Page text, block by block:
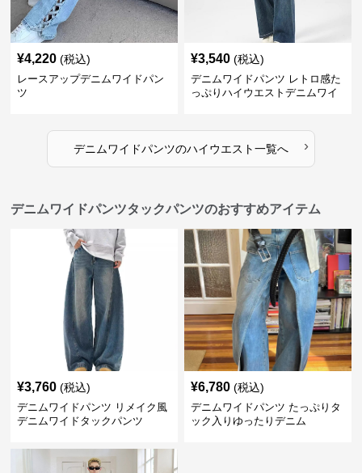
¥4,220 (税込)
レースアップデニムワイドパン
ツ
¥3,540 (税込)
デニムワイドパンツ レトロ感た
っぷりハイウエストデニムワイ
デニムワイドパンツのハイウエスト一覧へ ›
デニムワイドパンツタックパンツのおすすめアイテム
¥3,760 (税込)
デニムワイドパンツ リメイク風
デニムワイドタックパンツ
¥6,780 (税込)
デニムワイドパンツ たっぷりタ
ック入りゆったりデニム